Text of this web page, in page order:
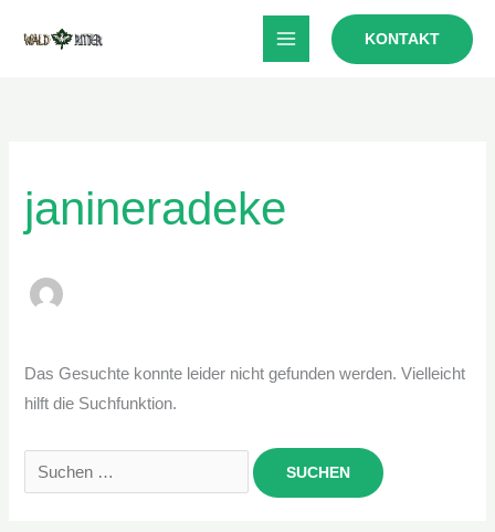
Inhalt
KONTAKT
janineradeke
Das Gesuchte konnte leider nicht gefunden werden. Vielleicht
hilft die Suchfunktion.
nach: